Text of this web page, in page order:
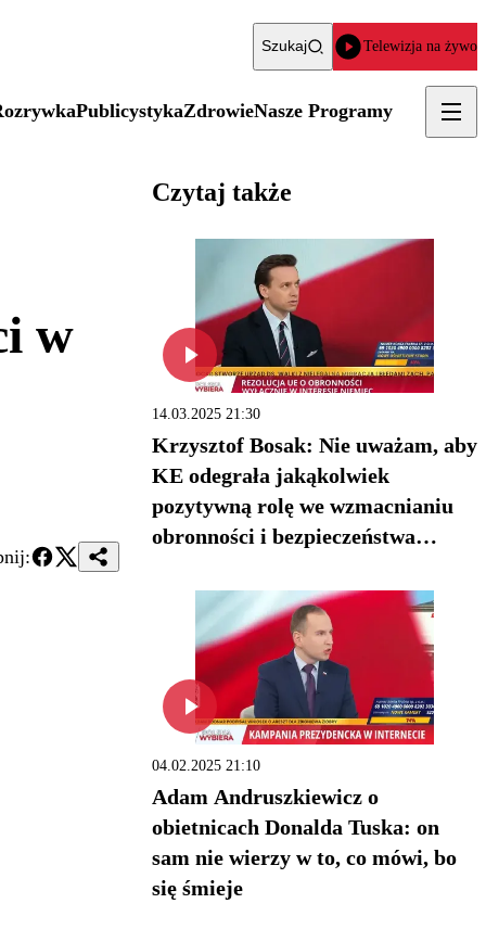
Szukaj Telewizja na żywo
PublicystykaZdrowieNasze Programy
w
Czytaj także
14.03.2025 21:30
Krzysztof Bosak: Nie uważam, aby
KE odegrała jakąkolwiek
pozytywną rolę we wzmacnianiu
obronności i bezpieczeństwa
04.02.2025 21:10
Adam Andruszkiewicz o
obietnicach Donalda Tuska: on
sam nie wierzy w to, co mówi, bo
się śmieje